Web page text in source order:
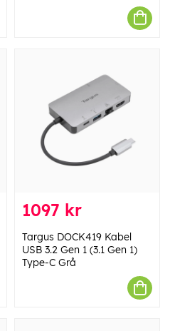
1097 kr
Targus DOCK419 Kabel
USB 3.2 Gen 1 (3.1 Gen 1)
Type-C Grå